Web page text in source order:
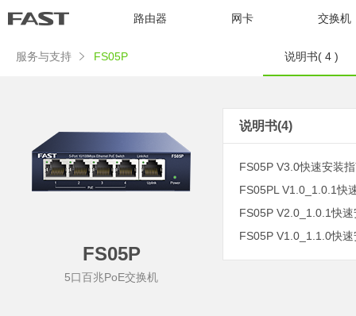
路由器 网卡 交换机
服务与支持 FS05P 说明书( 4 )
FS05P
5口百兆PoE交换机
说明书(4)
FS05P V3.0快速安装
FS05PL V1.0_1.0.1快
FS05P V2.0_1.0.1快
FS05P V1.0_1.1.0快